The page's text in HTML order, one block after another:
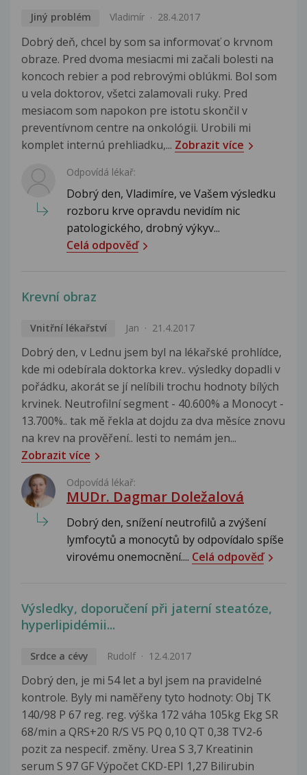
Jiný problém Vladimír 28.4.2017
Dobrý deň, chcel by som sa informovať o krvnom
obraze. Pred dvoma mesiacmi mi začali bolesti na
koncoch rebier a pod rebrovými oblúkmi. Bol som
u vela doktorov, všetci zalamovali ruky. Pred
mesiacom som napokon pre istotu skončil v
preventívnom centre na onkológii. Urobili mi
komplet internú prehliadku,... Zobrazit více
Odpovídá lékař:
Dobrý den, Vladimíre, ve Vašem výsledku
rozboru krve opravdu nevidím nic
patologického, drobný výkyv...
Celá odpověď
Krevní obraz
Vnitřní lékařství Jan 21.4.2017
Dobrý den, v Lednu jsem byl na lékařské prohlídce,
kde mi odebírala doktorka krev.. výsledky dopadli v
pořádku, akorát se jí nelíbili trochu hodnoty bílých
krvinek. Neutrofilní segment - 40.600% a Monocyt -
13.700%.. tak mě řekla at dojdu za dva měsíce znovu
na krev na prověření.. lesti to nemám jen...
Zobrazit více
Odpovídá lékař:
MUDr. Dagmar Doležalová
Dobrý den, snížení neutrofilů a zvýšení
lymfocytů a monocytů by odpovídalo spíše
virovému onemocnění.... Celá odpověď
Výsledky, doporučení při jaterní steatóze,
hyperlipidémii...
Srdce a cévy Rudolf 12.4.2017
Dobrý den, je mi 54 let a byl jsem na pravidelné
kontrole. Byly mi naměřeny tyto hodnoty: Obj TK
140/98 P 67 reg. reg. výška 172 váha 105kg Ekg SR
68/min a QRS+20 R/S V5 PQ 0,10 QT 0,38 TV2-6
pozit za nespecif. změny. Urea S 3,7 Kreatinin
serum S 97 GF Výpočet CKD-EPI 1,27 Bilirubin